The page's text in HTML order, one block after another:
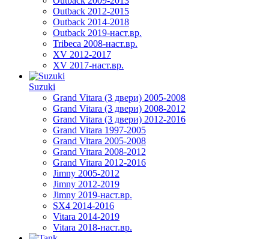
Outback 2012-2015
Outback 2014-2018
Outback 2019-наст.вр.
Tribeca 2008-наст.вр.
XV 2012-2017
XV 2017-наст.вр.
Suzuki
Grand Vitara (3 двери) 2005-2008
Grand Vitara (3 двери) 2008-2012
Grand Vitara (3 двери) 2012-2016
Grand Vitara 1997-2005
Grand Vitara 2005-2008
Grand Vitara 2008-2012
Grand Vitara 2012-2016
Jimny 2005-2012
Jimny 2012-2019
Jimny 2019-наст.вр.
SX4 2014-2016
Vitara 2014-2019
Vitara 2018-наст.вр.